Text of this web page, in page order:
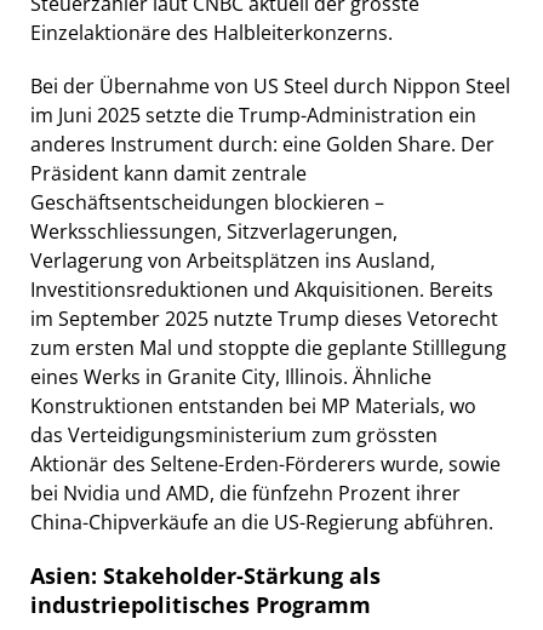
Einzelaktionäre des Halbleiterkonzerns.
Bei der Übernahme von US Steel durch Nippon Steel
im Juni 2025 setzte die Trump-Administration ein
anderes Instrument durch: eine Golden Share. Der
Präsident kann damit zentrale
Geschäftsentscheidungen blockieren –
Werksschliessungen, Sitzverlagerungen,
Verlagerung von Arbeitsplätzen ins Ausland,
Investitionsreduktionen und Akquisitionen. Bereits
im September 2025 nutzte Trump dieses Vetorecht
zum ersten Mal und stoppte die geplante Stilllegung
eines Werks in Granite City, Illinois. Ähnliche
Konstruktionen entstanden bei MP Materials, wo
das Verteidigungsministerium zum grössten
Aktionär des Seltene-Erden-Förderers wurde, sowie
bei Nvidia und AMD, die fünfzehn Prozent ihrer
China-Chipverkäufe an die US-Regierung abführen.
Asien: Stakeholder-Stärkung als
industriepolitisches Programm